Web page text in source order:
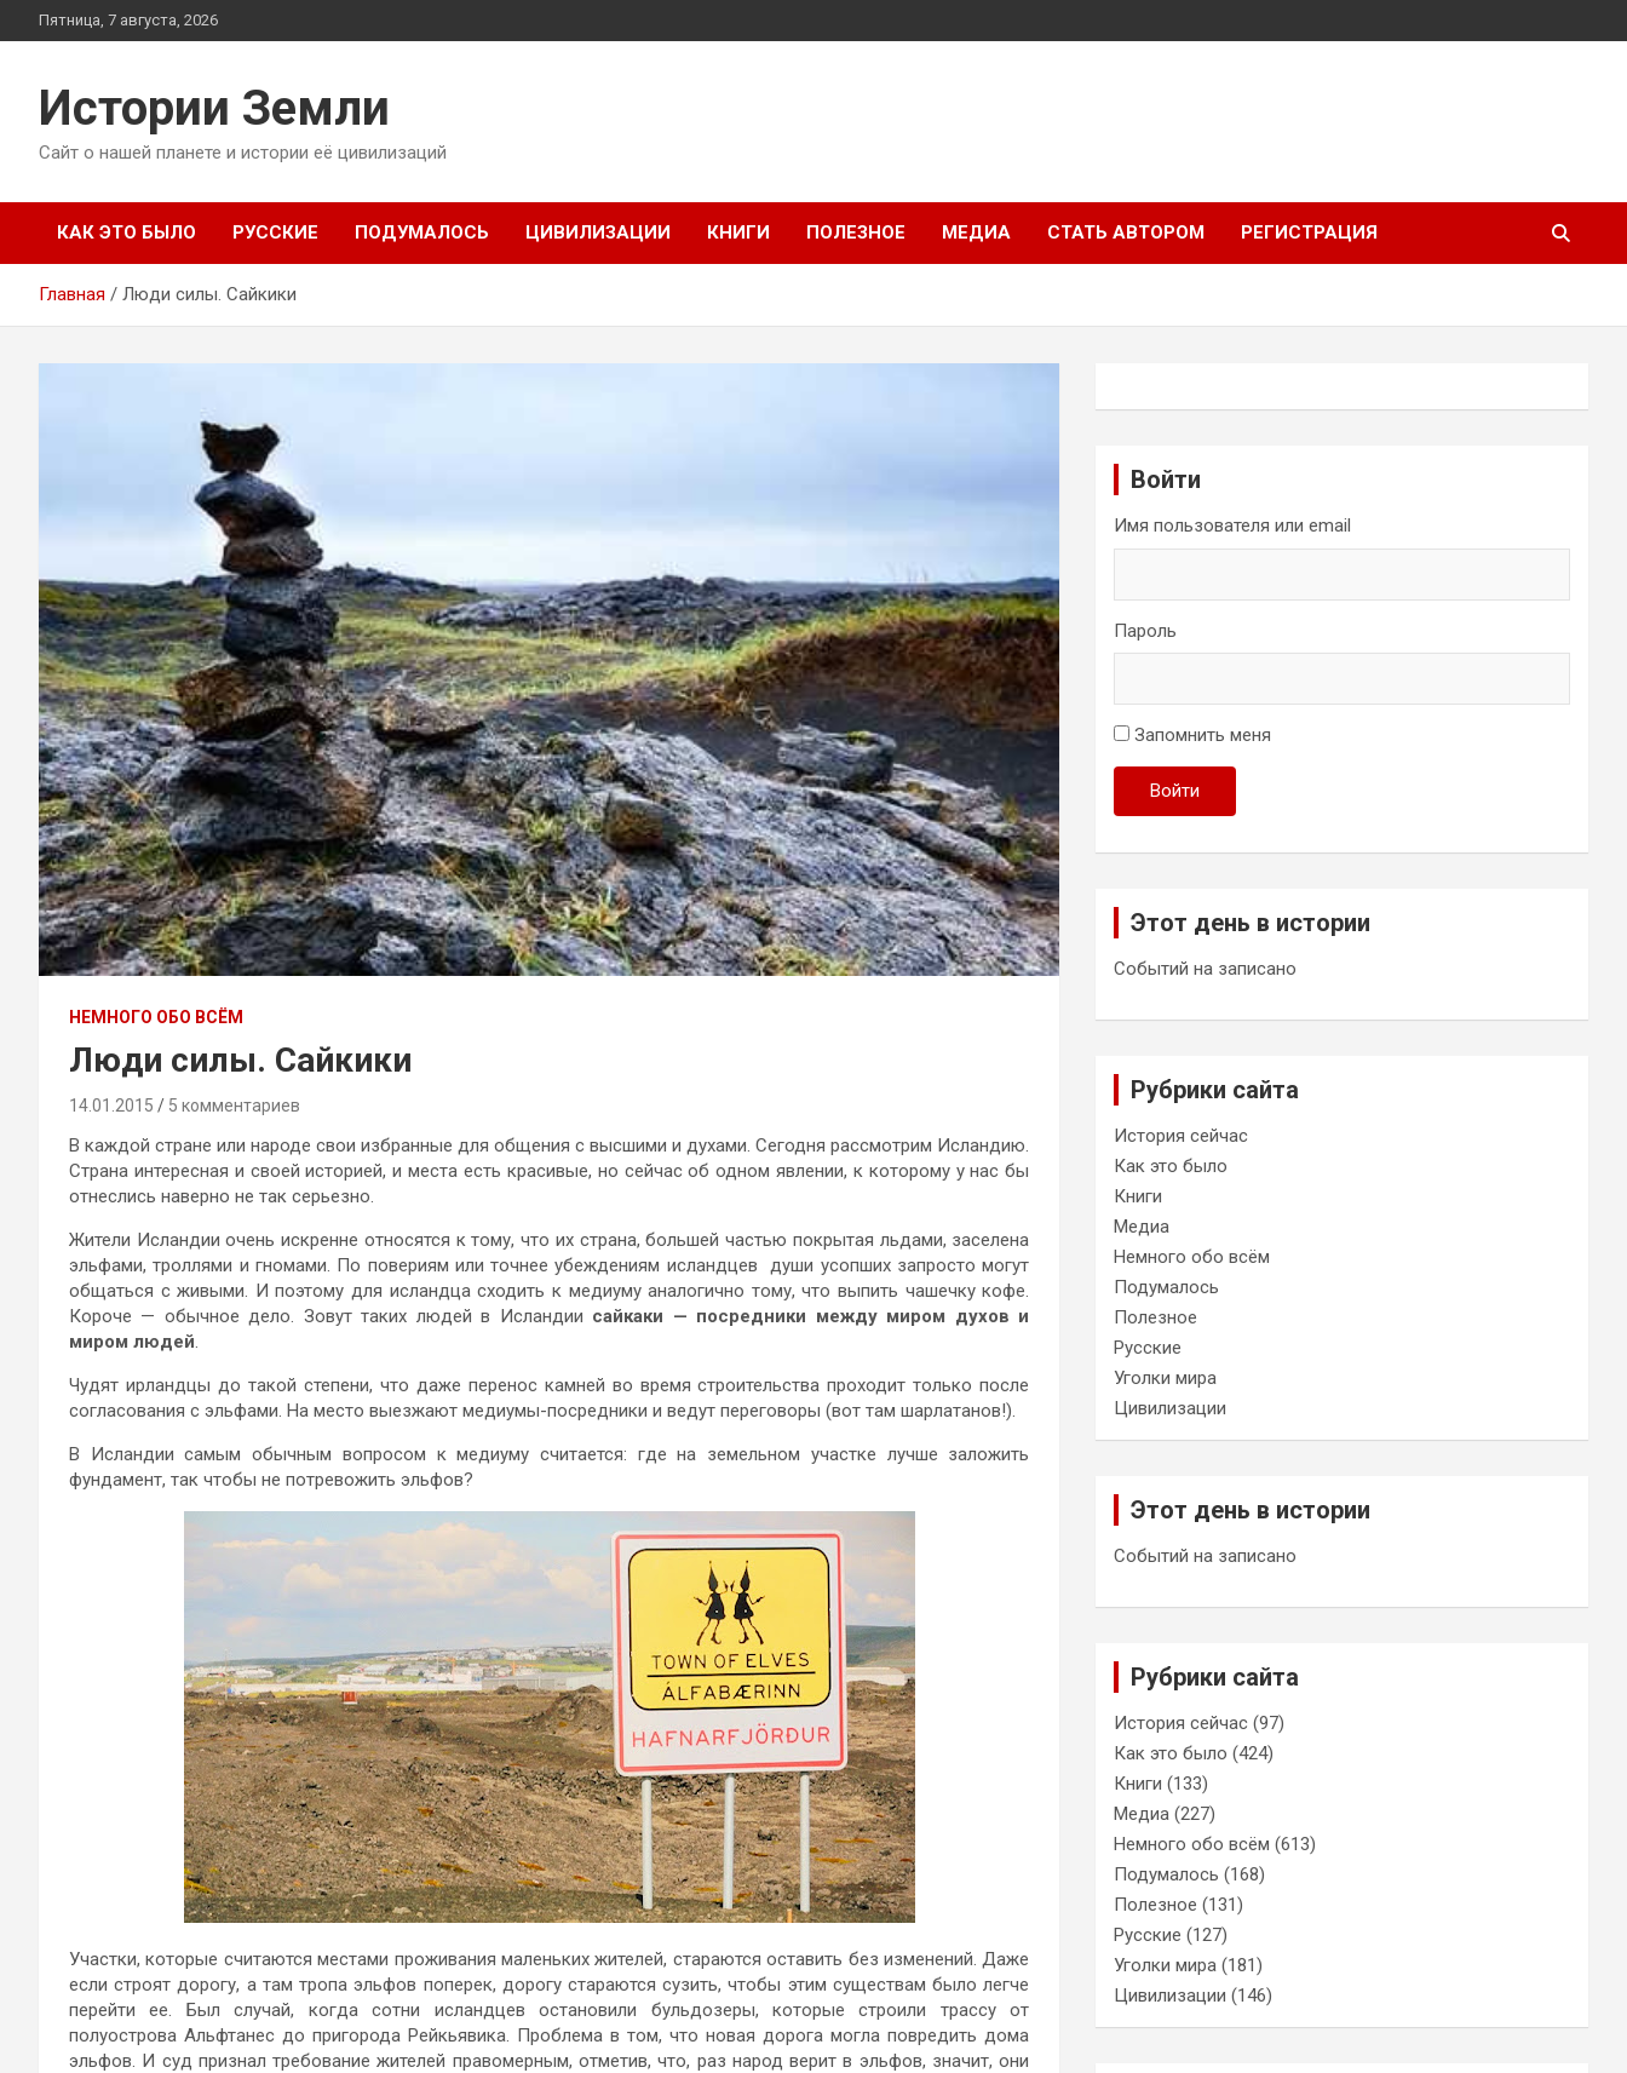
Перейти
к
Пятница, 7 августа, 2026
Истории Земли
Сайт о нашей планете и истории её цивилизаций
КАК ЭТО БЫЛО РУССКИЕ ПОДУМАЛОСЬ ЦИВИЛИЗАЦИИ КНИГИ ПОЛЕЗНОЕ МЕДИА СТАТЬ АВТОРОМ РЕГИСТРАЦИЯ
Главная Люди силы. Сайкики
НЕМНОГО ОБО ВСЁМ
Люди силы. Сайкики
14.01.2015 5 комментариев
В каждой стране или народе свои избранные для общения с высшими и духами. Сегодня рассмотрим Исландию.
Страна интересная и своей историей, и места есть красивые, но сейчас об одном явлении, к которому у нас бы
отнеслись наверно не так серьезно.
Жители Исландии очень искренне относятся к тому, что их страна, большей частью покрытая льдами, заселена
эльфами, троллями и гномами. По повериям или точнее убеждениям исландцев души усопших запросто могут
общаться с живыми. И поэтому для исландца сходить к медиуму аналогично тому, что выпить чашечку кофе.
Короче — обычное дело. Зовут таких людей в Исландии сайкаки — посредники между миром духов и
миром людей.
Чудят ирландцы до такой степени, что даже перенос камней во время строительства проходит только после
согласования с эльфами. На место выезжают медиумы-посредники и ведут переговоры (вот там шарлатанов!).
В Исландии самым обычным вопросом к медиуму считается: где на земельном участке лучше заложить
фундамент, так чтобы не потревожить эльфов?
Участки, которые считаются местами проживания маленьких жителей, стараются оставить без изменений. Даже
если строят дорогу, а там тропа эльфов поперек, дорогу стараются сузить, чтобы этим существам было легче
перейти ее. Был случай, когда сотни исландцев остановили бульдозеры, которые строили трассу от
полуострова Альфтанес до пригорода Рейкьявика. Проблема в том, что новая дорога могла повредить дома
эльфов. И суд признал требование жителей правомерным, отметив, что, раз народ верит в эльфов, значит, они
Войти
Имя пользователя или email
Пароль
Запомнить меня
Войти
Этот день в истории
Событий на записано
Рубрики сайта
История сейчас
Как это было
Книги
Медиа
Немного обо всём
Подумалось
Полезное
Русские
Уголки мира
Цивилизации
Этот день в истории
Событий на записано
Рубрики сайта
История сейчас (97)
Как это было (424)
Книги (133)
Медиа (227)
Немного обо всём (613)
Подумалось (168)
Полезное (131)
Русские (127)
Уголки мира (181)
Цивилизации (146)